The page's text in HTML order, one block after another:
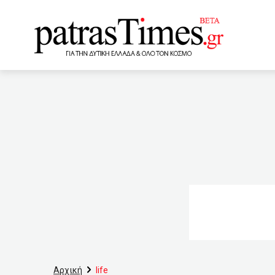
Αρχική life